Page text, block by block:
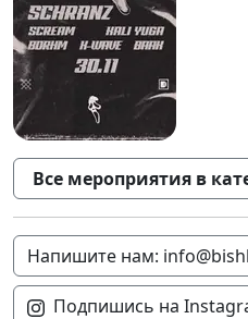
Все мероприятия в
Напишите нам:
Подпишись на